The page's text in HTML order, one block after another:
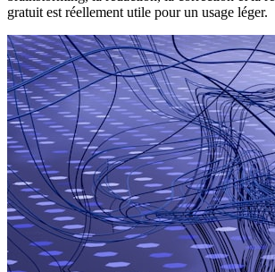
gratuit est réellement utile pour un usage léger.